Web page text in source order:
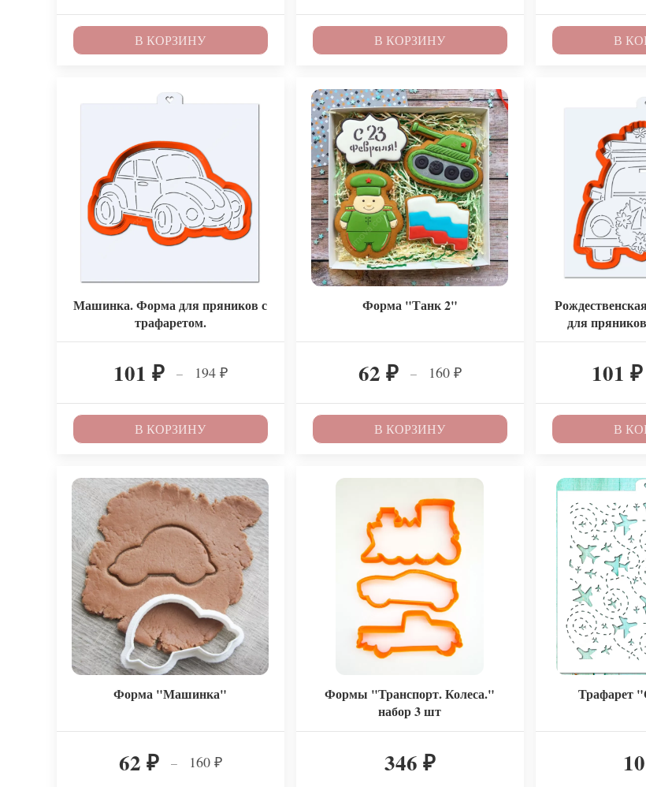
В КОРЗИНУ В КОРЗИНУ В
Машинка. Форма для пряников с
трафаретом.
101 ₽ – 194 ₽
В КОРЗИНУ
Форма "Танк 2"
62 ₽ – 160 ₽
В КОРЗИНУ
для
101₽
В
Форма "Машинка"
62 ₽ – 160 ₽
Формы "Транспорт. Колеса."
набор 3 шт
346 ₽
Трафарет